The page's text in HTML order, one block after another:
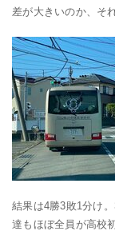
差が大きいのか、そ
結果は4勝3敗1分け
達もほぼ全員が高校